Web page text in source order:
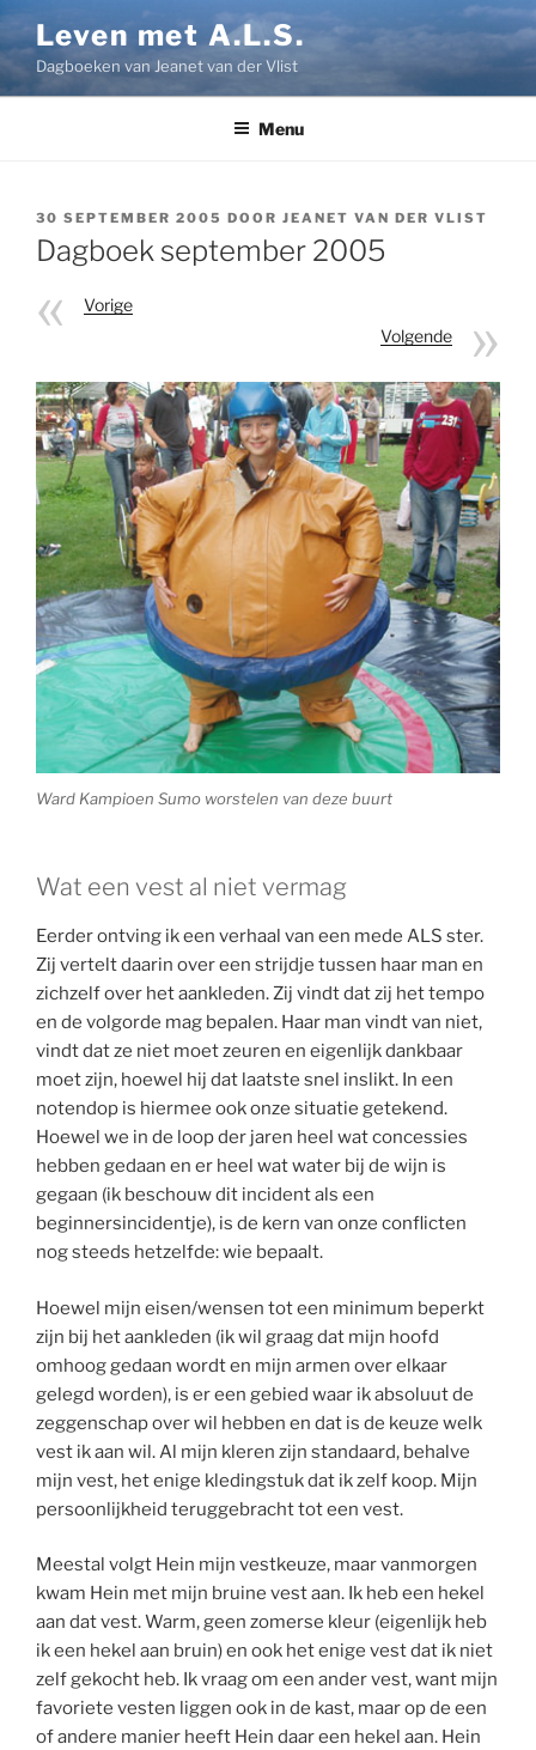
Ga
naar
de
inhoud
Leven met A.L.S.
Dagboeken van Jeanet van der Vlist
Menu
GEPLAATST
OP
30 SEPTEMBER 2005 DOOR JEANET VAN DER VLIST
Dagboek september 2005
Vorige
Volgende
Ward Kampioen Sumo worstelen van deze buurt
Wat een vest al niet vermag
Eerder ontving ik een verhaal van een mede ALS ster.
Zij vertelt daarin over een strijdje tussen haar man en
zichzelf over het aankleden. Zij vindt dat zij het tempo
en de volgorde mag bepalen. Haar man vindt van niet,
vindt dat ze niet moet zeuren en eigenlijk dankbaar
moet zijn, hoewel hij dat laatste snel inslikt. In een
notendop is hiermee ook onze situatie getekend.
Hoewel we in de loop der jaren heel wat concessies
hebben gedaan en er heel wat water bij de wijn is
gegaan (ik beschouw dit incident als een
beginnersincidentje), is de kern van onze conflicten
nog steeds hetzelfde: wie bepaalt.
Hoewel mijn eisen/wensen tot een minimum beperkt
zijn bij het aankleden (ik wil graag dat mijn hoofd
omhoog gedaan wordt en mijn armen over elkaar
gelegd worden), is er een gebied waar ik absoluut de
zeggenschap over wil hebben en dat is de keuze welk
vest ik aan wil. Al mijn kleren zijn standaard, behalve
mijn vest, het enige kledingstuk dat ik zelf koop. Mijn
persoonlijkheid teruggebracht tot een vest.
Meestal volgt Hein mijn vestkeuze, maar vanmorgen
kwam Hein met mijn bruine vest aan. Ik heb een hekel
aan dat vest. Warm, geen zomerse kleur (eigenlijk heb
ik een hekel aan bruin) en ook het enige vest dat ik niet
zelf gekocht heb. Ik vraag om een ander vest, want mijn
favoriete vesten liggen ook in de kast, maar op de een
of andere manier heeft Hein daar een hekel aan. Hein